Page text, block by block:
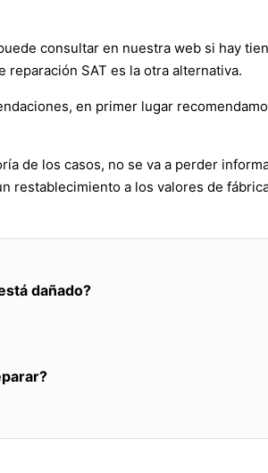
consultar en nuestra web si hay
SAT es la otra alternativa.
en primer lugar
de los casos, no se va a perder
restablecimiento a los valores de
dañado?